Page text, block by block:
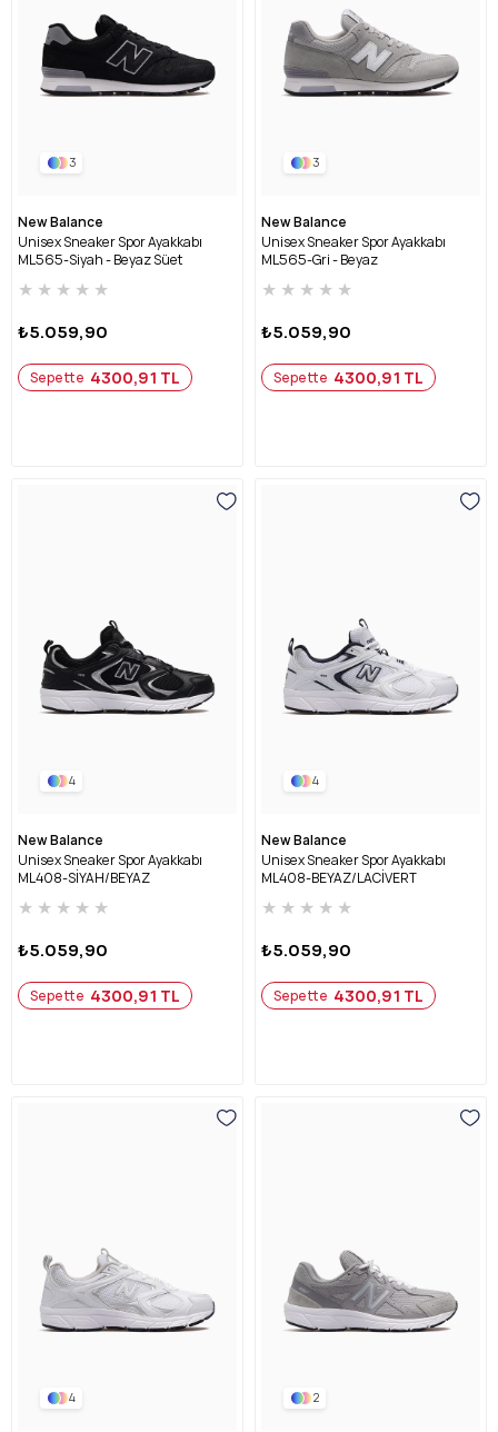
3
New Balance
Unisex Sneaker Spor Ayakkabı
ML565-Siyah - Beyaz Süet
★ ★ ★ ★ ★
₺5.059,90
Sepette 4300,91 TL
3
New Balance
Unisex Sneaker Spor Ayakkabı
ML565-Gri - Beyaz
★ ★ ★ ★ ★
₺5.059,90
Sepette 4300,91 TL
4
New Balance
Unisex Sneaker Spor Ayakkabı
ML408-SİYAH/BEYAZ
★ ★ ★ ★ ★
₺5.059,90
Sepette 4300,91 TL
4
New Balance
Unisex Sneaker Spor Ayakkabı
ML408-BEYAZ/LACİVERT
★ ★ ★ ★ ★
₺5.059,90
Sepette 4300,91 TL
4 2